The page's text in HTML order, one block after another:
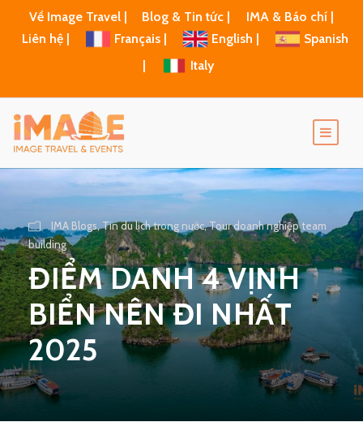
Về Image Travel | Blog & Tin tức |
IMA & Báo chí |
Liên hệ |
Français | English |
Spanish
Italy
IMA Blogs,Tin du lịch trong nước,Tour doanh nghiệp team
building
ĐIỂM DANH 4 VỊNH
BIỂN NÊN ĐI NHẤT
2025